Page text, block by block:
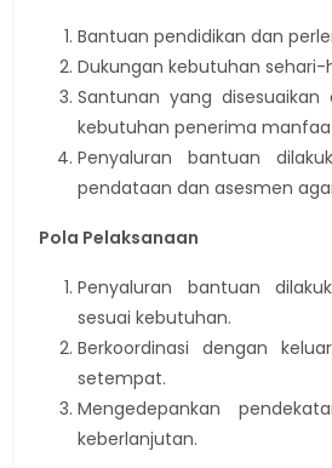
Bantuan pendidikan dan
Dukungan kebutuhan sehari-
Santunan yang disesuaikan
kebutuhan penerima
Penyaluran bantuan
pendataan dan asesmen
Pola Pelaksanaan
Penyaluran bantuan
sesuai kebutuhan.
Berkoordinasi dengan
setempat.
Mengedepankan
keberlanjutan.